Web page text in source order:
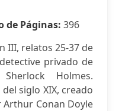
de Páginas: 396
III, relatos 25-37 de
privado de
Holmes.
siglo XIX, creado
Conan Doyle